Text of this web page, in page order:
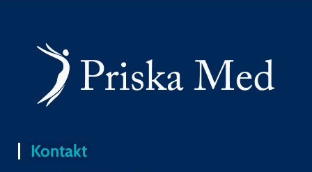
Kontakt